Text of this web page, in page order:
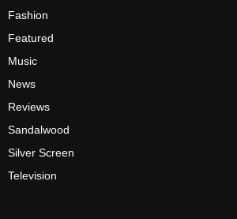
Fashion
Featured
Music
News
Reviews
Sandalwood
Silver Screen
Television